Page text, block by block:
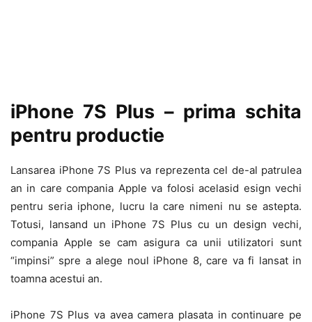
iPhone 7S Plus – prima schita
pentru productie
Lansarea iPhone 7S Plus va reprezenta cel de-al patrulea
an in care compania Apple va folosi acelasid esign vechi
pentru seria iphone, lucru la care nimeni nu se astepta.
Totusi, lansand un iPhone 7S Plus cu un design vechi,
compania Apple se cam asigura ca unii utilizatori sunt
“impinsi” spre a alege noul iPhone 8, care va fi lansat in
toamna acestui an.
iPhone 7S Plus va avea camera plasata in continuare pe